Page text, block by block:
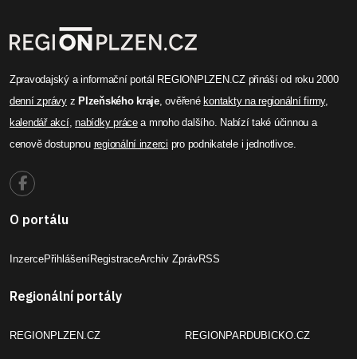
Zpravodajský a informační portál REGIONPLZEN.CZ přináší od roku 2000
denní zprávyzPlzeňského kraje, ověřenékontakty na regionální firmy,
kalendář akcí,nabídky prácea mnoho dalšího. Nabízí také účinnou a
cenově dostupnou regionální inzerci pro podnikatele i jednotlivce.
O portálu
InzercePřihlášeníRegistraceArchiv ZprávRSS
Regionální portály
REGIONPLZEN.CZ REGIONPARDUBICKO.CZ